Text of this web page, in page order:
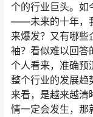
个的行业巨头。如
——未来的十年，
来爆发？又有哪些
袖？看似难以回答
个人看来，准确预
整个行业的发展趋
来看，是越来越清
情一定会发生，那